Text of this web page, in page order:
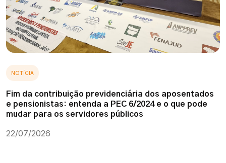
NOTÍCIA
Fim da contribuição previdenciária dos aposentados
e pensionistas: entenda a PEC 6/2024 e o que pode
mudar para os servidores públicos
22/07/2026